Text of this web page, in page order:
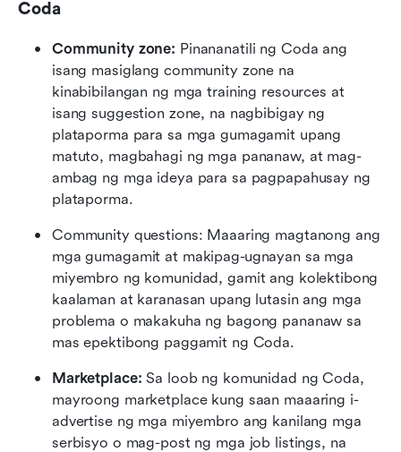
Coda
Community zone: Pinananatili ng Coda ang
isang masiglang community zone na
kinabibilangan ng mga training resources at
isang suggestion zone, na nagbibigay ng
plataporma para sa mga gumagamit upang
matuto, magbahagi ng mga pananaw, at mag-
ambag ng mga ideya para sa pagpapahusay ng
plataporma.
Community questions: Maaaring magtanong ang
mga gumagamit at makipag-ugnayan sa mga
miyembro ng komunidad, gamit ang kolektibong
kaalaman at karanasan upang lutasin ang mga
problema o makakuha ng bagong pananaw sa
mas epektibong paggamit ng Coda.
Marketplace: Sa loob ng komunidad ng Coda,
mayroong marketplace kung saan maaaring i-
advertise ng mga miyembro ang kanilang mga
serbisyo o mag-post ng mga job listings, na